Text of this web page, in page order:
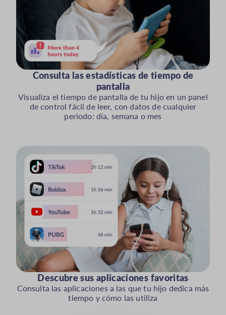
Consulta las estadísticas de tiempo de
pantalla
Visualiza el tiempo de pantalla de tu hijo en un panel
de control fácil de leer, con datos de cualquier
periodo: día, semana o mes
Descubre sus aplicaciones favoritas
Consulta las aplicaciones a las que tu hijo dedica más
tiempo y cómo las utiliza